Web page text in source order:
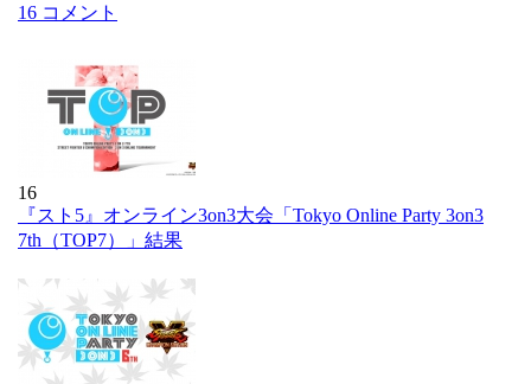
16 コメント
16
『スト5』オンライン3on3大会「Tokyo Online Party 3on3
7th（TOP7）」結果